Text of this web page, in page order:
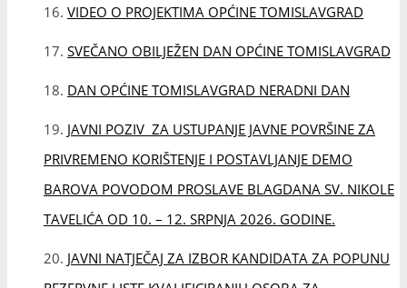
REZERVNE LISTE KVALIFICIRANIH OSOBA ZA
IMENOVANJE ČLANOVA BIRAČKIH
ODBORA/MOBILNOGA TIMA I NJIHOVIH ZAMJENIKA
OBAVIJEST ZA VOZAČE
PROGRAM PROSLAVE DANA SV. NIKOLE TAVELIĆA
PROČELJA STAMBENIH JEDINICA NA PODRUČJU OPĆINE